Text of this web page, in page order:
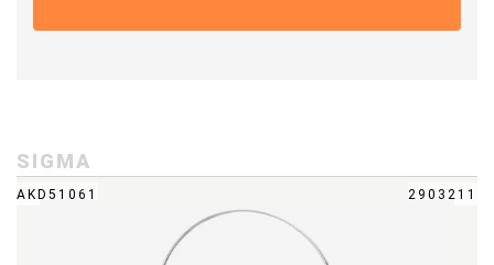
SIGMA
AKD51061 2903211